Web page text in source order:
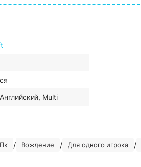
Multi
/ Вождение / Для одного игрока /